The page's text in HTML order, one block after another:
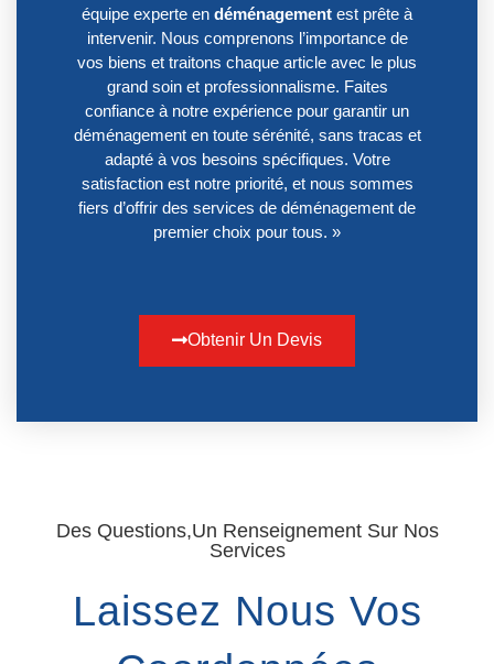
équipe experte en déménagement est prête à
intervenir. Nous comprenons l’importance de
vos biens et traitons chaque article avec le plus
grand soin et professionnalisme. Faites
confiance à notre expérience pour garantir un
déménagement en toute sérénité, sans tracas et
adapté à vos besoins spécifiques. Votre
satisfaction est notre priorité, et nous sommes
fiers d’offrir des services de déménagement de
premier choix pour tous. »
Obtenir Un Devis
Des Questions,un Renseignement Sur Nos
Services
Laissez Nous Vos